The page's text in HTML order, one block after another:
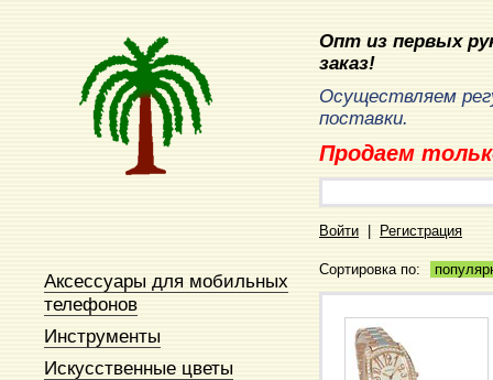
Аксессуары для мобильных
телефонов
Инструменты
Искусственные цветы
Опт из первых
заказ!
Осуществляем
поставки.
Продаем
Войти Регистрация
Сортировка по: